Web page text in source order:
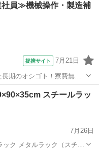
員≫機械操作・製造補
提携サイト 7月21日
期のオシゴト！寮費無料
中★未経験活躍中！高時
スチールラッ
7月26日
ック メタルラック（スチー